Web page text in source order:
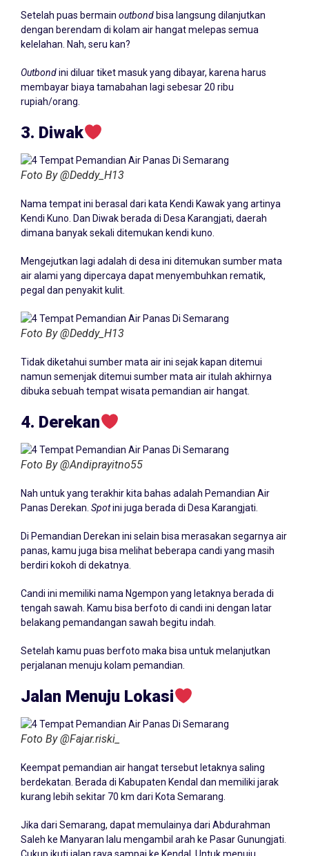
Setelah puas bermain outbond bisa langsung dilanjutkan
dengan berendam di kolam air hangat melepas semua
kelelahan. Nah, seru kan?
Outbondini diluar tiket masuk yang dibayar, karena harus
membayar biaya tamabahan lagi sebesar 20 ribu
rupiah/orang.
3. Diwak
Foto By @Deddy_H13
Nama tempat ini berasal dari kata Kendi Kawak yang artinya
Kendi Kuno. Dan Diwak berada di Desa Karangjati, daerah
dimana banyak sekali ditemukan kendi kuno.
Mengejutkan lagi adalah di desa ini ditemukan sumber mata
air alami yang dipercaya dapat menyembuhkan rematik,
pegal dan penyakit kulit.
Foto By @Deddy_H13
Tidak diketahui sumber mata air ini sejak kapan ditemui
namun semenjak ditemui sumber mata air itulah akhirnya
dibuka sebuah tempat wisata pemandian air hangat.
4. Derekan
Foto By @Andiprayitno55
Nah untuk yang terakhir kita bahas adalah Pemandian Air
Panas Derekan. Spotini juga berada di Desa Karangjati.
Di Pemandian Derekan ini selain bisa merasakan segarnya air
panas, kamu juga bisa melihat beberapa candi yang masih
berdiri kokoh di dekatnya.
Candi ini memiliki nama Ngempon yang letaknya berada di
tengah sawah. Kamu bisa berfoto di candi ini dengan latar
belakang pemandangan sawah begitu indah.
Setelah kamu puas berfoto maka bisa untuk melanjutkan
perjalanan menuju kolam pemandian.
Jalan Menuju Lokasi
Foto By @Fajar.riski_
Keempat pemandian air hangat tersebut letaknya saling
berdekatan. Berada di Kabupaten Kendal dan memiliki jarak
kurang lebih sekitar 70 km dari Kota Semarang.
Jika dari Semarang, dapat memulainya dari Abdurahman
Saleh ke Manyaran lalu mengambil arah ke Pasar Gunungjati.